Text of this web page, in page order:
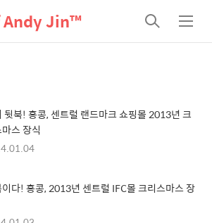
Jin™
검
색
메
뉴
뒷북! 홍콩, 센트럴 랜드마크 쇼핑몰 2013년 크
스 장식
다! 홍콩, 2013년 센트럴 IFC몰 크리스마스 장